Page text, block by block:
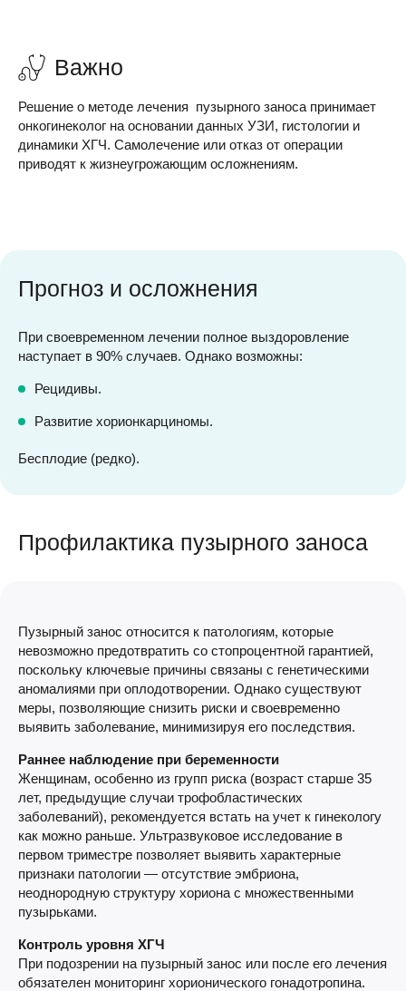
Важно
Решение о методе лечения пузырного заноса принимает
онкогинеколог на основании данных УЗИ, гистологии и
динамики ХГЧ. Самолечение или отказ от операции
приводят к жизнеугрожающим осложнениям.
Прогноз и осложнения
При своевременном лечении полное выздоровление
наступает в 90% случаев. Однако возможны:
Рецидивы.
Развитие хорионкарциномы.
Бесплодие (редко).
Профилактика пузырного заноса
Пузырный занос относится к патологиям, которые
невозможно предотвратить со стопроцентной гарантией,
поскольку ключевые причины связаны с генетическими
аномалиями при оплодотворении. Однако существуют
меры, позволяющие снизить риски и своевременно
выявить заболевание, минимизируя его последствия.
Раннее наблюдение при беременности
Женщинам, особенно из групп риска (возраст старше 35
лет, предыдущие случаи трофобластических
заболеваний), рекомендуется встать на учет к гинекологу
как можно раньше. Ультразвуковое исследование в
первом триместре позволяет выявить характерные
признаки патологии — отсутствие эмбриона,
неоднородную структуру хориона с множественными
пузырьками.
Контроль уровня ХГЧ
При подозрении на пузырный занос или после его лечения
обязателен мониторинг хорионического гонадотропина.